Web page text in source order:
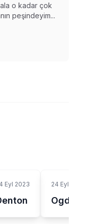
o kadar çok
peşindeyim...
Eyl 2023 24 Eyl 2023